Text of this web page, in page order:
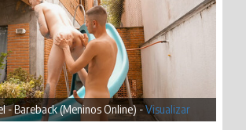
- Bareback (Meninos Online) -Visualizar